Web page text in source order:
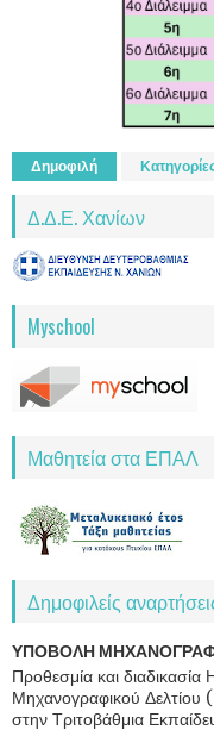
Δημοφιλή
Δ.Δ.Ε. Χανίων
Myschool
Μαθητεία στα ΕΠΑΛ
Δημοφιλείς
ΥΠΟΒΟΛΗ
Προθεσμία και
Μηχανογραφικού
στην Τριτοβάθμια